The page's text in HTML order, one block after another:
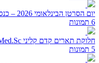
יום הסרטן הבינלאומי 2026 – כנס ה־CBRC
6 תמונות
חלוקת תארים קדם קליני B.Med.Sc
5 תמונות